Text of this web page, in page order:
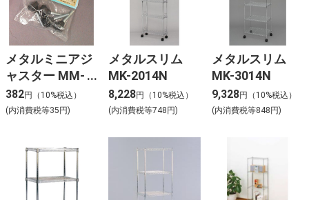
メタルミニアジ
ャスター MM-
4NA【簡単組立
て】
382円（10%税込）
(内消費税等35円)
メタルスリム
MK-2014N
8,228円（10%税込）
(内消費税等748円)
メタルスリム
MK-3014N
9,328円（10%税込）
(内消費税等848円)